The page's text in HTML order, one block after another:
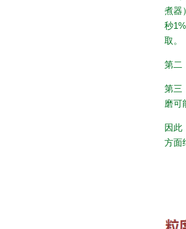
煮器
秒
取。
第二
第三
磨可
因此
方面